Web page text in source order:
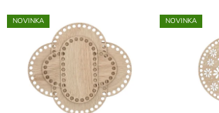
p
V
ý
NOVINKA NOVINKA